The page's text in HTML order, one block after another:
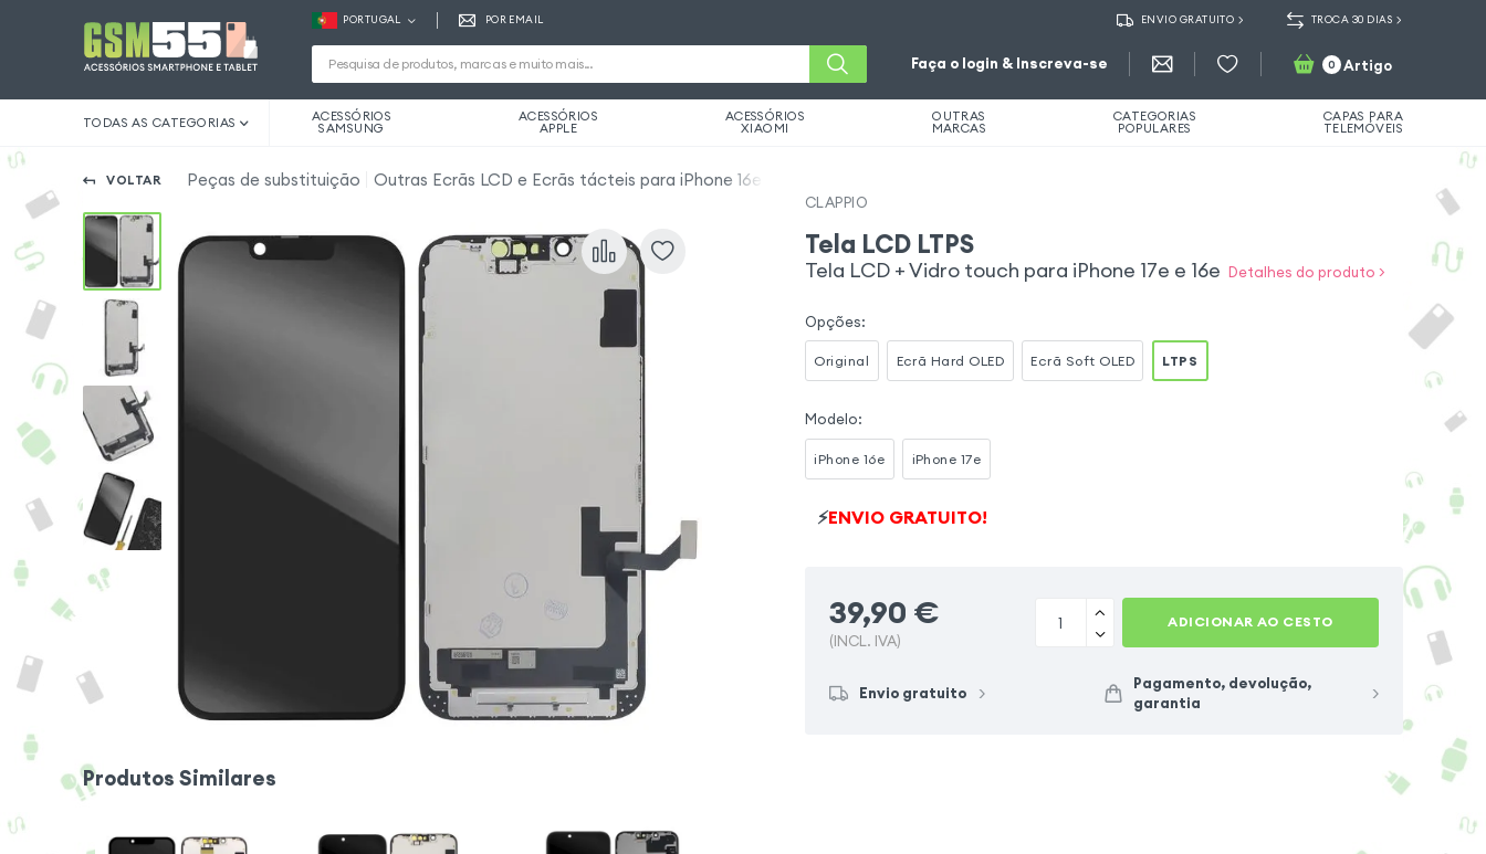
PORTUGAL POR EMAIL ENVIO GRATUITO TROCA 30 DIAS
Faça o login & Inscreva-se 0 Artigo
TODAS AS CATEGORIAS ACESSÓRIOS
SAMSUNG
ACESSÓRIOS
APPLE
ACESSÓRIOS
XIAOMI
OUTRAS
MARCAS
CATEGORIAS
POPULARES
CAPAS PARA
TELEMÓVEIS
VOLTAR Peças de substituição Outras Ecrãs LCD e Ecrãs tácteis para iPhone 16e
Produtos Similares
CLAPPIO
Tela LCD LTPS
Tela LCD + Vidro touch para iPhone 17e e 16e Detalhes do produto >
Opções:
Original Ecrã Hard OLED Ecrã Soft OLED LTPS
Modelo:
iPhone 16e iPhone 17e
⚡ENVIO GRATUITO!
39,90 €
(INCL. IVA)
ADICIONAR AO CESTO
Envio gratuito
Pagamento, devolução,
garantia